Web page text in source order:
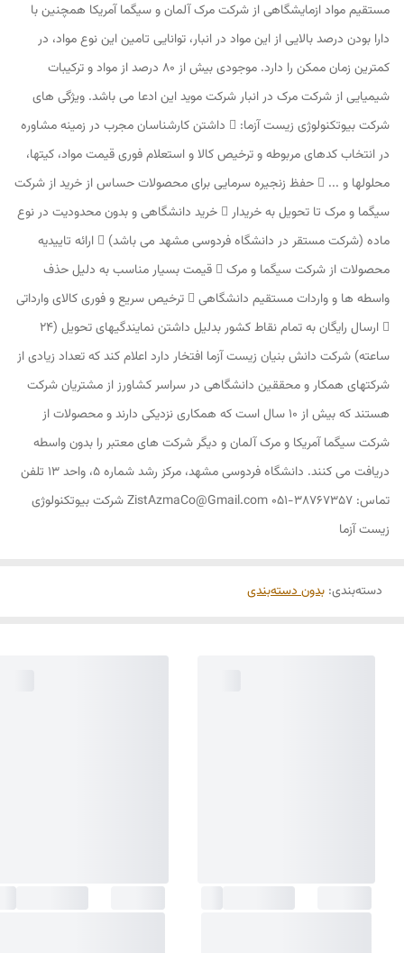
مستقیم مواد ازمایشگاهی از شرکت مرک آلمان و سیگما آمریکا همچنین با
دارا بودن درصد بالایی از این مواد در انبار، توانایی تامین این نوع مواد، در
کمترین زمان ممکن را دارد. موجودی بیش از 80 درصد از مواد و ترکیبات
شیمیایی از شرکت مرک در انبار شرکت موید این ادعا می باشد. ویژگی های
شرکت بیوتکنولوژی زیست آزما:  داشتن کارشناسان مجرب در زمینه مشاوره
در انتخاب کدهای مربوطه و ترخیص کالا و استعلام فوری قیمت مواد، کیتها،
محلولها و ...  حفظ زنجیره سرمایی برای محصولات حساس از خرید از شرکت
سیگما و مرک تا تحویل به خریدار  خرید دانشگاهی و بدون محدودیت در نوع
ماده (شرکت مستقر در دانشگاه فردوسی مشهد می باشد)  ارائه تاییدیه
محصولات از شرکت سیگما و مرک  قیمت بسیار مناسب به دلیل حذف
واسطه ها و واردات مستقیم دانشگاهی  ترخیص سریع و فوری کالای وارداتی
 ارسال رایگان به تمام نقاط کشور بدلیل داشتن نمایندگیهای تحویل (24
ساعته) شرکت دانش بنیان زیست آزما افتخار دارد اعلام کند که تعداد زیادی از
شرکتهای همکار و محققین دانشگاهی در سراسر کشاورز از مشتریان شرکت
هستند که بیش از 10 سال است که همکاری نزدیکی دارند و محصولات از
شرکت سیگما آمریکا و مرک آلمان و دیگر شرکت های معتبر را بدون واسطه
دریافت می کنند. دانشگاه فردوسی مشهد، مرکز رشد شماره 5، واحد 13 تلفن
تماس: 38767357-051 ZistAzmaCo@Gmail.com شرکت بیوتکنولوژی
زیست آزما
دسته‌بندی: بدون دسته‌بندی